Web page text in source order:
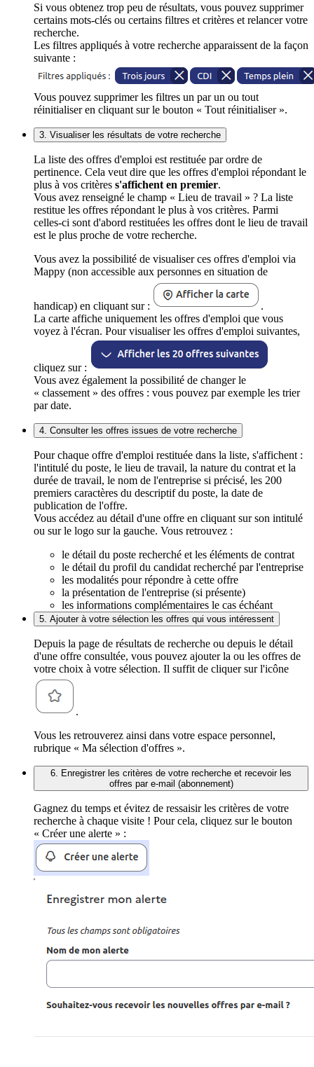
Si vous obtenez trop peu de résultats, vous pouvez supprimer
certains mots-clés ou certains filtres et critères et relancer votre
recherche.
Les filtres appliqués à votre recherche apparaissent de la façon
suivante :
Vous pouvez supprimer les filtres un par un ou tout
réinitialiser en cliquant sur le bouton « Tout réinitialiser ».
3. Visualiser les résultats de votre recherche
La liste des offres d'emploi est restituée par ordre de
pertinence. Cela veut dire que les offres d'emploi répondant le
plus à vos critères s'affichent en premier.
Vous avez renseigné le champ « Lieu de travail » ? La liste
restitue les offres répondant le plus à vos critères. Parmi
celles-ci sont d'abord restituées les offres dont le lieu de travail
est le plus proche de votre recherche.
Vous avez la possibilité de visualiser ces offres d'emploi via
Mappy (non accessible aux personnes en situation de
handicap) en cliquant sur :
.
La carte affiche uniquement les offres d'emploi que vous
voyez à l'écran. Pour visualiser les offres d'emploi suivantes,
cliquez sur :
Vous avez également la possibilité de changer le
« classement » des offres : vous pouvez par exemple les trier
par date.
4. Consulter les offres issues de votre recherche
Pour chaque offre d'emploi restituée dans la liste, s'affichent :
l'intitulé du poste, le lieu de travail, la nature du contrat et la
durée de travail, le nom de l'entreprise si précisé, les 200
premiers caractères du descriptif du poste, la date de
publication de l'offre.
Vous accédez au détail d'une offre en cliquant sur son intitulé
ou sur le logo sur la gauche. Vous retrouvez :
le détail du poste recherché et les éléments de contrat
le détail du profil du candidat recherché par l'entreprise
les modalités pour répondre à cette offre
la présentation de l'entreprise (si présente)
les informations complémentaires le cas échéant
5. Ajouter à votre sélection les offres qui vous intéressent
Depuis la page de résultats de recherche ou depuis le détail
d'une offre consultée, vous pouvez ajouter la ou les offres de
votre choix à votre sélection. Il suffit de cliquer sur l'icône
.
Vous les retrouverez ainsi dans votre espace personnel,
rubrique « Ma sélection d'offres ».
6. Enregistrer les critères de votre recherche et recevoir les
offres par e-mail (abonnement)
Gagnez du temps et évitez de ressaisir les critères de votre
recherche à chaque visite ! Pour cela, cliquez sur le bouton
« Créer une alerte » :